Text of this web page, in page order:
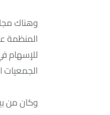
وهناك
للإسهام
الجمعيات